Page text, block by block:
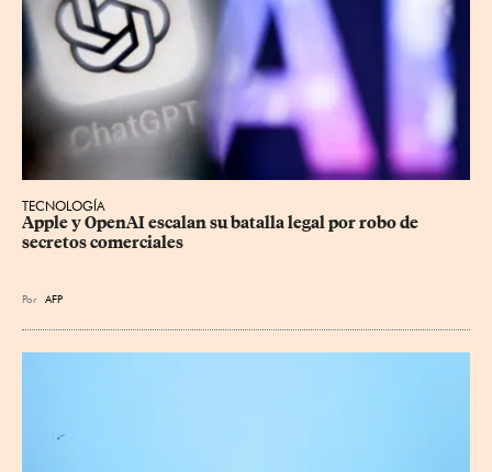
TECNOLOGÍA
Apple y OpenAI escalan su batalla legal por robo de
secretos comerciales
Por AFP